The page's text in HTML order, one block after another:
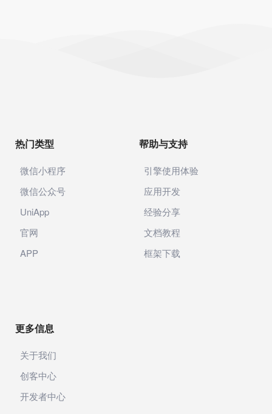
热门类型
微信小程序
微信公众号
UniApp
官网
APP
帮助与支持
引擎使用体验
应用开发
经验分享
文档教程
框架下载
更多信息
关于我们
创客中心
开发者中心